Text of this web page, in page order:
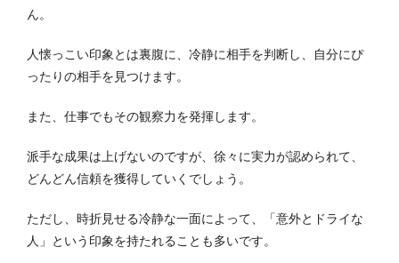
ん。
人懐っこい印象とは裏腹に、冷静に相手を判断し、自分にぴ
ったりの相手を見つけます。
また、仕事でもその観察力を発揮します。
派手な成果は上げないのですが、徐々に実力が認められて、
どんどん信頼を獲得していくでしょう。
ただし、時折見せる冷静な一面によって、「意外とドライな
人」という印象を持たれることも多いです。